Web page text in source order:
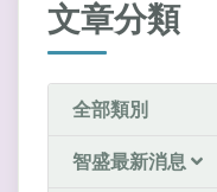
文章分類
全部類別
智盛最新消息